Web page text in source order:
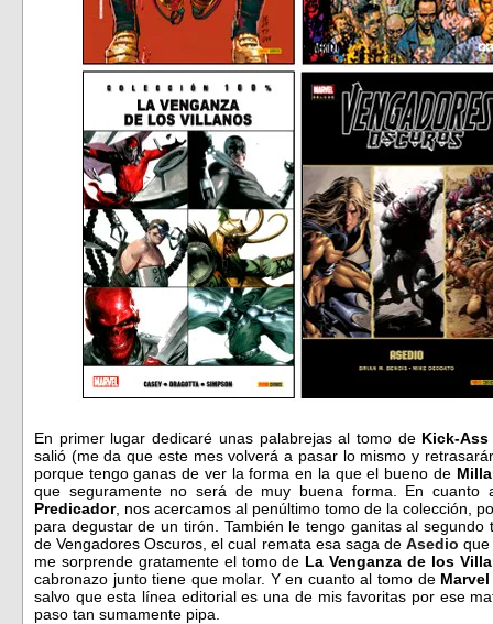
En primer lugar dedicaré unas palabrejas al tomo de Kick-Ass
salió (me da que este mes volverá a pasar lo mismo y
porque tengo ganas de ver la forma en la que el bueno de
que seguramente no será de muy buena forma. En cuanto
Predicador, nos acercamos al penúltimo tomo de la colección,
para degustar de un tirón. También le tengo ganitas al
de Vengadores Oscuros, el cual remata esa saga de Asedio que
me sorprende gratamente el tomo de La Venganza de los
cabronazo junto tiene que molar. Y en cuanto al tomo de
salvo que esta línea editorial es una de mis favoritas por ese
paso tan sumamente pipa.